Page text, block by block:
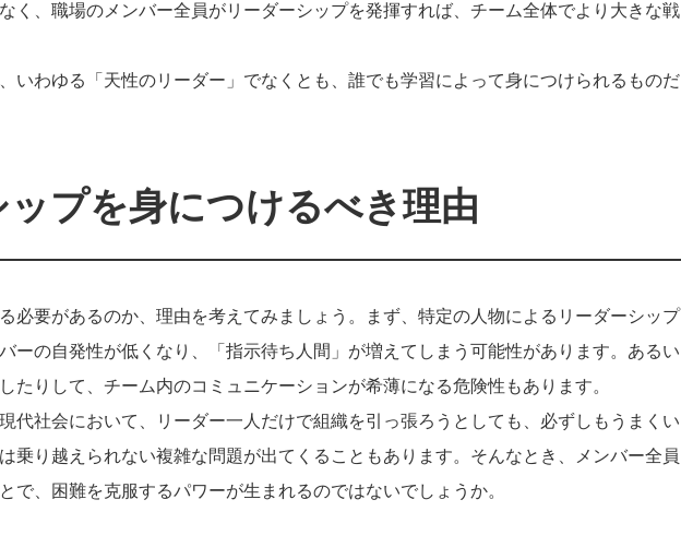
く、職場のメンバー全員がリーダーシップを発揮すれば、チーム全体でより大きな戦
いわゆる「天性のリーダー」でなくとも、誰でも学習によって身につけられるものだ
プを身につけるべき理由
必要があるのか、理由を考えてみましょう。まず、特定の人物によるリーダーシップ
ーの自発性が低くなり、「指示待ち人間」が増えてしまう可能性があります。あるい
たりして、チーム内のコミュニケーションが希薄になる危険性もあります。
代社会において、リーダー一人だけで組織を引っ張ろうとしても、必ずしもうまくい
乗り越えられない複雑な問題が出てくることもあります。そんなとき、メンバー全員
で、困難を克服するパワーが生まれるのではないでしょうか。